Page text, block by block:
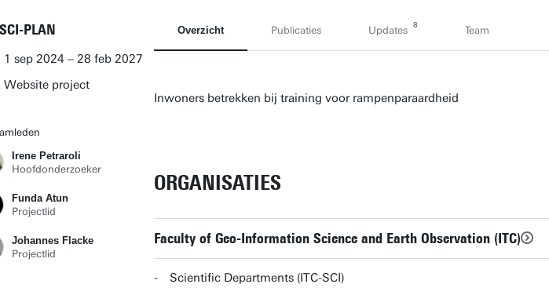
PLAN
1 sep 2024 – 28 feb 2027
Website project
Irene Petraroli
Hoofdonderzoeker
Funda Atun
Projectlid
Johannes Flacke
Projectlid
Overzicht Publicaties Updates 8 Team
Inwoners betrekken bij training voor rampenparaardheid
ORGANISATIES
Faculty of Geo-Information Science and Earth Observation (ITC)
Scientific Departments (ITC-SCI)